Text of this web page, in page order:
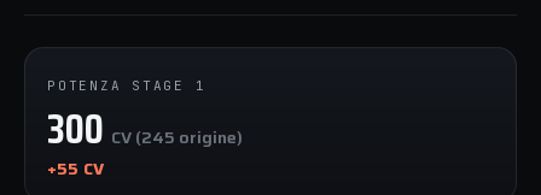
POTENZA STAGE 1
300 CV (245 origine)
+55 CV